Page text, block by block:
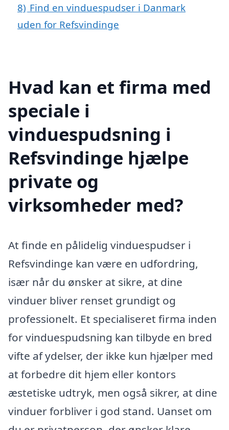
8) Find en vinduespudser i Danmark
uden for Refsvindinge
Hvad kan et firma med
speciale i
vinduespudsning i
Refsvindinge hjælpe
private og
virksomheder med?
At finde en pålidelig vinduespudser i
Refsvindinge kan være en udfordring,
især når du ønsker at sikre, at dine
vinduer bliver renset grundigt og
professionelt. Et specialiseret firma inden
for vinduespudsning kan tilbyde en bred
vifte af ydelser, der ikke kun hjælper med
at forbedre dit hjem eller kontors
æstetiske udtryk, men også sikrer, at dine
vinduer forbliver i god stand. Uanset om